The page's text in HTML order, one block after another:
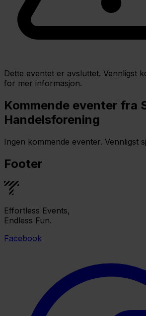
Dette eventet er avsluttet. Vennligst
for mer informasjon.
Kommende eventer fra
Handelsforening
Ingen kommende eventer. Vennligst
Footer
Effortless Events,
Endless Fun.
Facebook